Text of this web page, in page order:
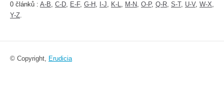
0 článků : A-B, C-D, E-F, G-H , I-J, K-L, M-N, O-P, Q-R, S-T, U-V, W-X,
Y-Z.
© Copyright, Erudicia